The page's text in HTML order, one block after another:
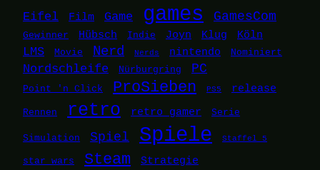
Eifel
Film Game games GamesCom
Gewinner Hübsch Indie Joyn Klug Köln
LMS Movie Nerd Nerds nintendo Nominiert
Nordschleife Nürburgring PC
Point 'n Click ProSieben PS5 release
Rennen retro retro gamer Serie
Simulation Spiel Spiele Staffel 5
star wars Steam Strategie